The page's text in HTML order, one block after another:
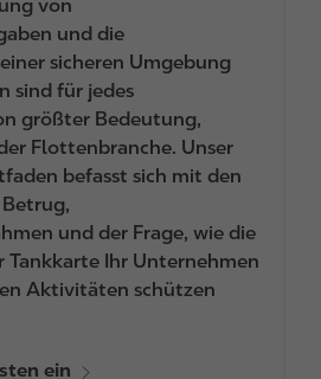
von
und die
sicheren Umgebung
sind für jedes
größter Bedeutung,
Flottenbranche. Unser
befasst sich mit den
und der Frage, wie die
Tankkarte Ihr Unternehmen
Aktivitäten schützen
ein